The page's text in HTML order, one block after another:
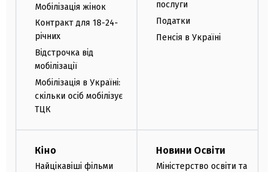
Мобілізація жінок
Контракт для 18-24-
річних
Відстрочка від
мобілізації
Мобілізація в Україні:
скільки осіб мобілізує
ТЦК
послуги
Податки
Пенсія в Україні
Кіно
Найцікавіші фільми
Новини Освіти
Міністерство освіти та